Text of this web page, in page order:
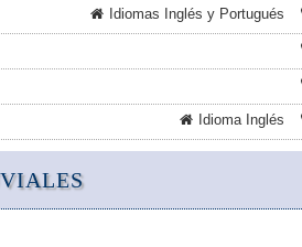
Idiomas Inglés y Portugués
Idioma Inglés